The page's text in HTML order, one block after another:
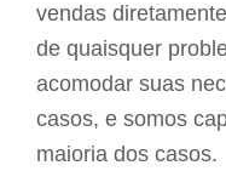
vendas
de quaisquer
acomodar suas
casos, e somos
maioria dos casos.